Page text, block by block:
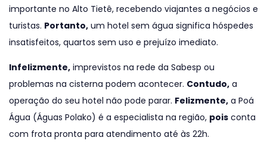
importante no Alto Tietê, recebendo viajantes a negócios e
turistas. Portanto, um hotel sem água significa hóspedes
insatisfeitos, quartos sem uso e prejuízo imediato.
Infelizmente, imprevistos na rede da Sabesp ou
problemas na cisterna podem acontecer. Contudo, a
operação do seu hotel não pode parar. Felizmente, a Poá
Água (Águas Polako) é a especialista na região, pois conta
com frota pronta para atendimento até às 22h.